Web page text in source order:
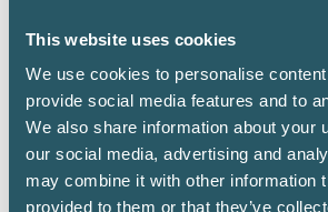
This website uses cookies
We use cookies to personalise
provide social media features and to
We also share information about your
our social media, advertising and
may combine it with other information
provided to them or that they’ve
2014.
Proposition 2013/14:1
Kvalificerad andel
I ett fåmansföretag har fyra
delägare mer än 50 procent av